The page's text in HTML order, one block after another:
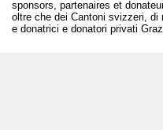
sponsors, partenaires et
oltre che dei Cantoni svizzeri, di
e donatrici e donatori privati